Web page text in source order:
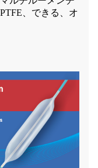
、できる、オ